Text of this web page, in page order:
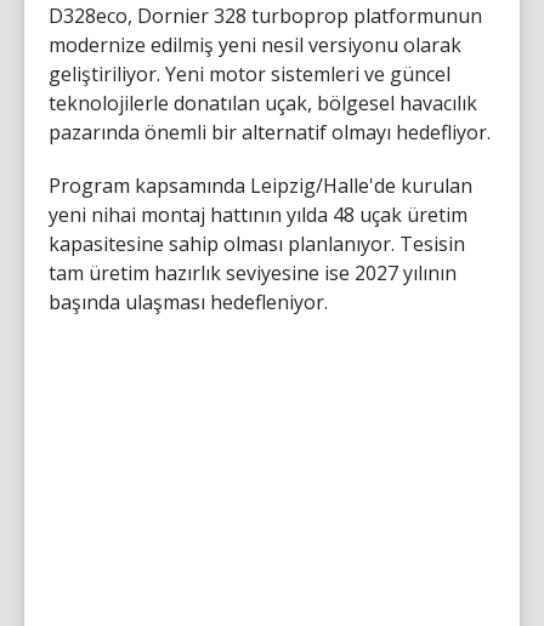
D328eco, Dornier 328 turboprop platformunun
modernize edilmiş yeni nesil versiyonu olarak
geliştiriliyor. Yeni motor sistemleri ve güncel
teknolojilerle donatılan uçak, bölgesel havacılık
pazarında önemli bir alternatif olmayı hedefliyor.
Program kapsamında Leipzig/Halle'de kurulan
yeni nihai montaj hattının yılda 48 uçak üretim
kapasitesine sahip olması planlanıyor. Tesisin
tam üretim hazırlık seviyesine ise 2027 yılının
başında ulaşması hedefleniyor.